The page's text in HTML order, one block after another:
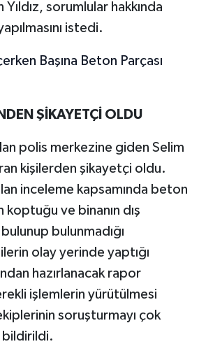
Yıldız, sorumlular hakkında
istedi.
ŞİKAYETÇİ OLDU
polis merkezine giden Selim
kişilerden şikayetçi oldu.
inceleme kapsamında beton
koptuğu ve binanın dış
bulunmadığı
olay yerinde yaptığı
hazırlanacak rapor
işlemlerin yürütülmesi
soruşturmayı çok
bildirildi.